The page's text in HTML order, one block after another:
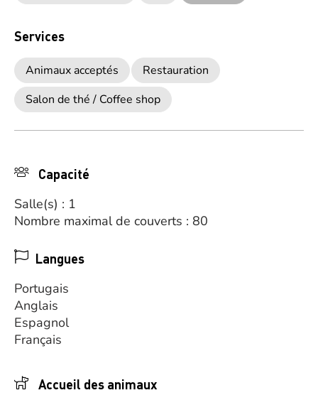
Services
Animaux acceptés
Restauration
Salon de thé / Coffee shop
Capacité
Salle(s) : 1
Nombre maximal de couverts : 80
Langues
Portugais
Anglais
Espagnol
Français
Accueil des animaux